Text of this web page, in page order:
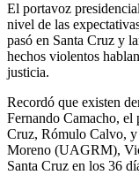
El portavoz
nivel de las
pasó en Santa Cruz y
hechos violentos
justicia.
Recordó que existen
Fernando Camacho, el
Cruz, Rómulo Calvo,
Moreno (UAGRM),
Santa Cruz en los 36